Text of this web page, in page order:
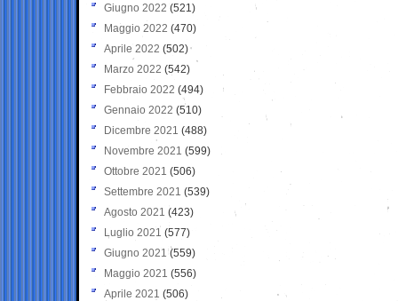
Giugno 2022 (521)
Maggio 2022 (470)
Aprile 2022 (502)
Marzo 2022 (542)
Febbraio 2022 (494)
Gennaio 2022 (510)
Dicembre 2021 (488)
Novembre 2021 (599)
Ottobre 2021 (506)
Settembre 2021 (539)
Agosto 2021 (423)
Luglio 2021 (577)
Giugno 2021(559)
Maggio 2021 (556)
Aprile 2021 (506)